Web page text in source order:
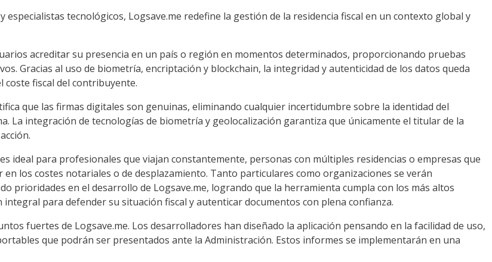
tecnológicos, Logsave.me redefine la gestión de la residencia fiscal en un contexto global y
acreditar su presencia en un país o región en momentos determinados, proporcionando pruebas
Gracias al uso de biometría, encriptación y blockchain, la integridad y autenticidad de los datos queda
fiscal del contribuyente.
que las firmas digitales son genuinas, eliminando cualquier incertidumbre sobre la identidad del
La integración de tecnologías de biometría y geolocalización garantiza que únicamente el titular de la
ideal para profesionales que viajan constantemente, personas con múltiples residencias o empresas que
los costes notariales o de desplazamiento. Tanto particulares como organizaciones se verán
prioridades en el desarrollo de Logsave.me, logrando que la herramienta cumpla con los más altos
para defender su situación fiscal y autenticar documentos con plena confianza.
fuertes de Logsave.me. Los desarrolladores han diseñado la aplicación pensando en la facilidad de uso,
que podrán ser presentados ante la Administración. Estos informes se implementarán en una